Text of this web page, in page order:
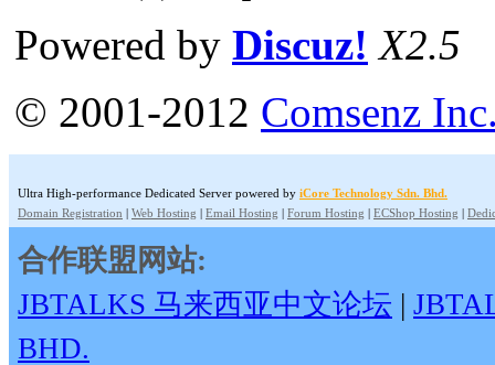
Powered by Discuz! X2.5
© 2001-2012 Comsenz
Ultra High-performance Dedicated Server powered by iCore Technology Sdn. Bhd.
Domain Registration | Web Hosting | Email Hosting | Forum Hosting | ECShop Hosting |
合作联盟网站:
JBTALKS 马来西亚中文论坛 |
BHD.